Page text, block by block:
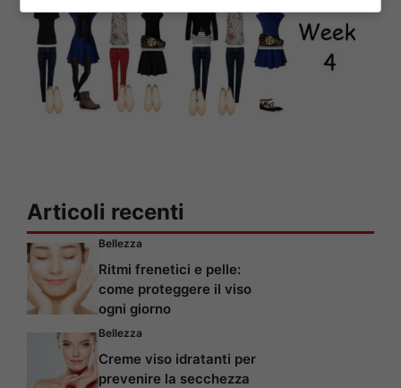
Articoli recenti
Bellezza
Ritmi frenetici e pelle:
come proteggere il viso
ogni giorno
Bellezza
Creme viso idratanti per
prevenire la secchezza